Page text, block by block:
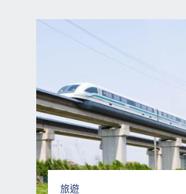
所有與本推廣期有關之日
或有任何遲延、遺失、錯
等情況，蘇黎世一概不負
蘇黎世保留修訂或終止本
全部）或修改本推廣等條
無須預先通知的權利。
旅遊